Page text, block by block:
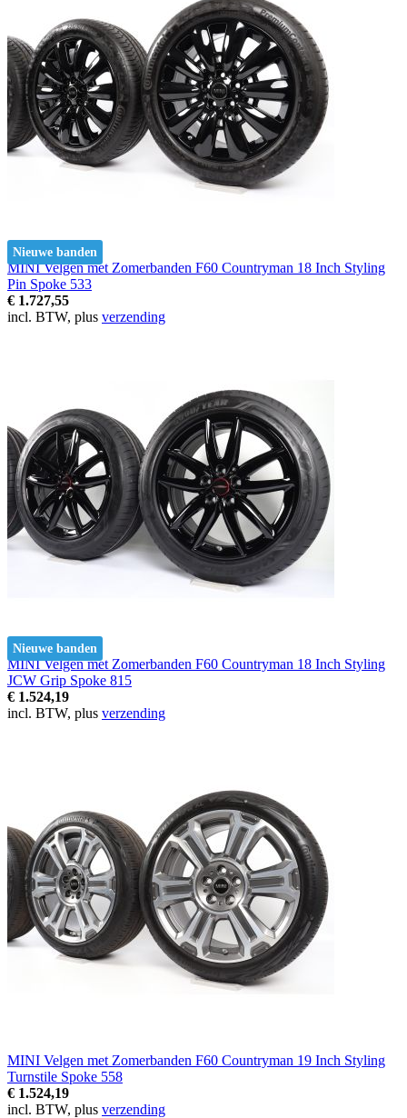
Nieuwe banden
MINI Velgen met Zomerbanden F60 Countryman 18 Inch Styling
Pin Spoke 533
€ 1.727,55
incl. BTW, plus verzending
Nieuwe banden
MINI Velgen met Zomerbanden F60 Countryman 18 Inch Styling
JCW Grip Spoke 815
€ 1.524,19
incl. BTW, plus verzending
MINI Velgen met Zomerbanden F60 Countryman 19 Inch Styling
Turnstile Spoke 558
€ 1.524,19
incl. BTW, plus verzending